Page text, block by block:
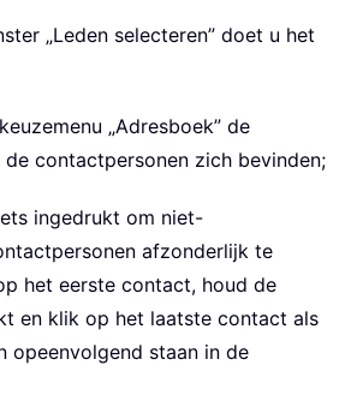
„Leden selecteren” doet u het
„Adresboek” de
contactpersonen zich bevinden;
ingedrukt om niet-
afzonderlijk te
het eerste contact, houd de
en klik op het laatste contact als
opeenvolgend staan in de